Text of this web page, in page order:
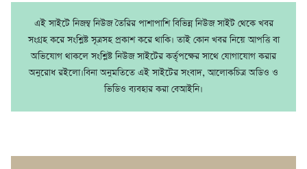
এই সাইটে নিজম্ব নিউজ তৈরির পাশাপাশি বিভিন্ন নিউজ সাইট থেকে খবর
সংগ্রহ করে সংশ্লিষ্ট সূত্রসহ প্রকাশ করে থাকি। তাই কোন খবর নিয়ে আপত্তি বা
অভিযোগ থাকলে সংশ্লিষ্ট নিউজ সাইটের কর্তৃপক্ষের সাথে যোগাযোগ করার
অনুরোধ রইলো।বিনা অনুমতিতে এই সাইটের সংবাদ, আলোকচিত্র অডিও ও
ভিডিও ব্যবহার করা বেআইনি।